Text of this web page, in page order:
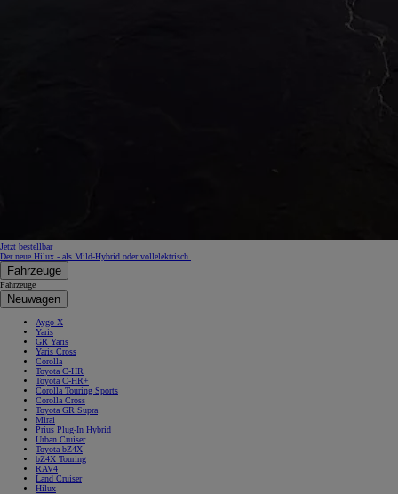
Jetzt bestellbar
Der neue Hilux - als Mild-Hybrid oder vollelektrisch.
Fahrzeuge
Fahrzeuge
Neuwagen
Aygo X
Yaris
GR Yaris
Yaris Cross
Corolla
Toyota C-HR
Toyota C-HR+
Corolla Touring Sports
Corolla Cross
Toyota GR Supra
Mirai
Prius Plug-In Hybrid
Urban Cruiser
Toyota bZ4X
bZ4X Touring
RAV4
Land Cruiser
Hilux